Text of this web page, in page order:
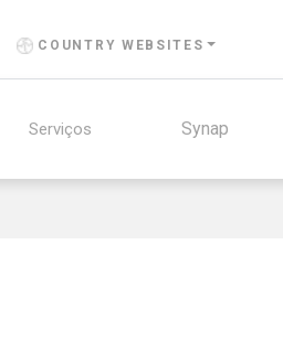
COUNTRY WEBSITES
Serviços Synap